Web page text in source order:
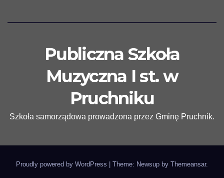
Publiczna Szkoła
Muzyczna I st. w
Pruchniku
Szkoła samorządowa prowadzona przez Gminę Pruchnik.
Proudly powered by WordPress Theme: Newsup by Themeansar.